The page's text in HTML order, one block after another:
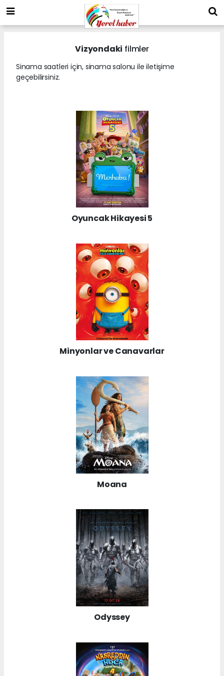
Vizyondaki filmler
Sinama saatleri için, sinama salonu ile iletişime
geçebilirsiniz.
Oyuncak Hikayesi 5
Minyonlar ve Canavarlar
Moana
Odyssey